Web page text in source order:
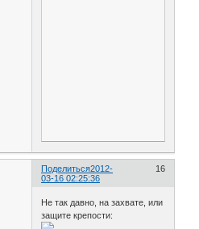
Поделиться 16
2012-
03-16 02:25:36
Не так давно, на захвате, или
защите крепости: